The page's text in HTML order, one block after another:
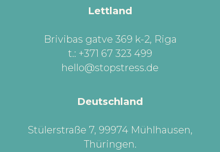
Lettland
Brivibas gatve 369 k-2, Riga
t.: +371 67 323 499
hello@stopstress.de
Deutschland
Stülerstraße 7, 99974 Mühlhausen,
Thüringen.